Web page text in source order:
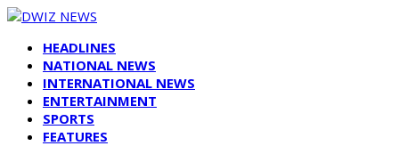
HEADLINES
NATIONAL NEWS
INTERNATIONAL NEWS
ENTERTAINMENT
SPORTS
FEATURES